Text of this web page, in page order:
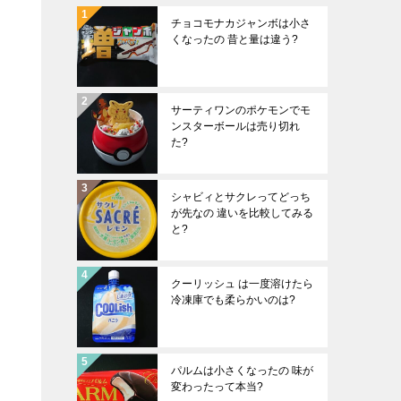
チョコモナカジャンボは小さ
くなったの 昔と量は違う?
サーティワンのポケモンでモ
ンスターボールは売り切れ
た?
シャビィとサクレってどっち
が先なの 違いを比較してみる
と?
クーリッシュ は一度溶けたら
冷凍庫でも柔らかいのは?
パルムは小さくなったの 味が
変わったって本当?